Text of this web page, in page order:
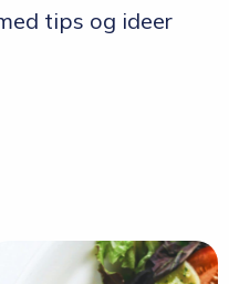
tips og ideer